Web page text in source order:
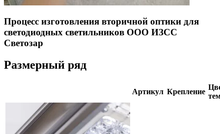
Процесс изготовления вторичной оптики для
светодиодных светильников ООО ИЗСС
Светозар
Размерный ряд
Артикул Крепление